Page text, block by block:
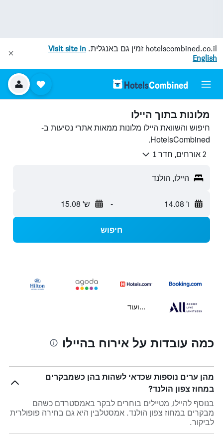
hotelscombined.co.il זמין גם באנגלית. Visit site in
English
מלונות בתוך היילו
חיפוש והשוואת היילו מלונות ממאות אתרי נסיעות ב-
HotelsCombined.
2 אורחים, חדר 1
היילו, הולנד
ו' 14.08 - ש' 15.08
חיפוש
...ועוד
כמה עובדות על אירוח בהיילו
מהן ערים נוספות שכדאי לשהות בהן כשמבקרים
במחוז צפון הולנד?
בנוסף להיילו, מטיילים בוחרים לבקר באמסטרדם כשהם
מבקרים במחוז צפון הולנד. אמסטלבין היא גם בחירה פופולרית
לביקור.